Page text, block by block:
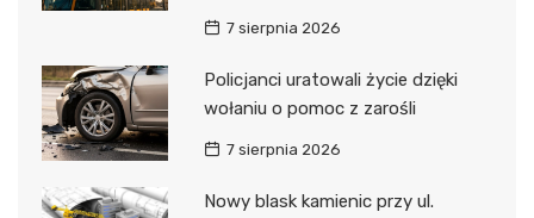
7 sierpnia 2026
Policjanci uratowali życie dzięki
wołaniu o pomoc z zarośli
7 sierpnia 2026
Nowy blask kamienic przy ul.